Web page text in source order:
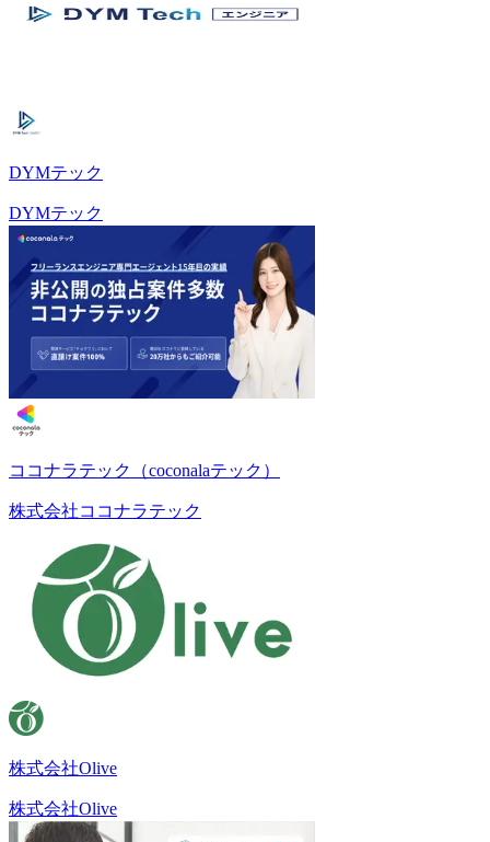
DYMテック
DYMテック
ココナラテック（coconalaテック）
株式会社ココナラテック
株式会社Olive
株式会社Olive